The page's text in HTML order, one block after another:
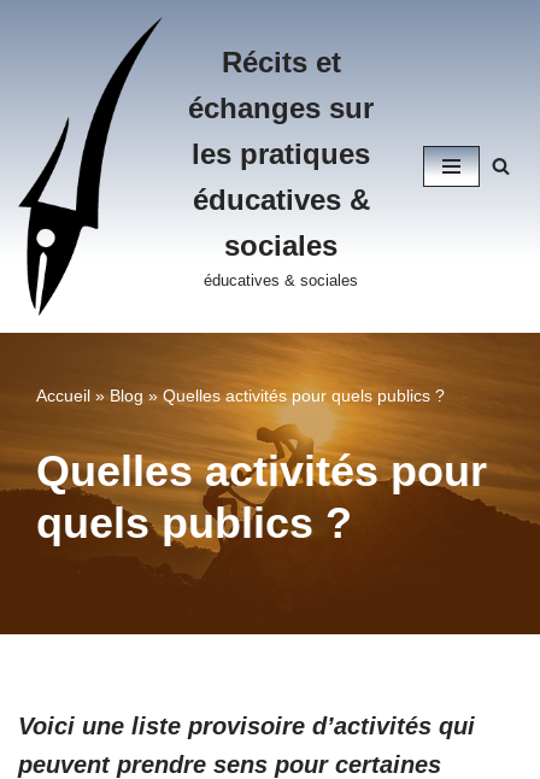
contenu
Récits et
échanges sur
les pratiques
éducatives &
sociales
éducatives & sociales
Accueil » Blog » Quelles activités pour quels publics ?
Quelles activités pour
quels publics ?
Voici une liste provisoire d’activités qui
peuvent prendre sens pour certaines